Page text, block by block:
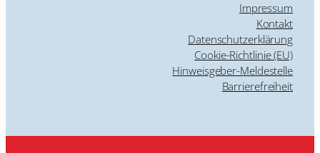
Impressum
Kontakt
Datenschutzerklärung
Cookie-Richtlinie (EU)
Hinweisgeber-Meldestelle
Barrierefreiheit